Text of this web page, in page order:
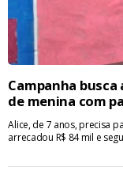
Campanha
de menina com
Alice, de 7 anos, precisa
arrecadou R$ 84 mil e